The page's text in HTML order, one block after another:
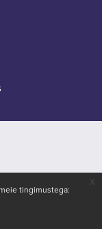
tingimustega: